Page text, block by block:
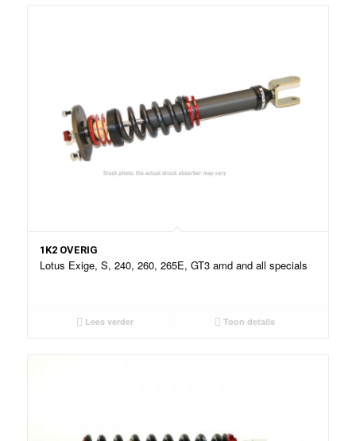
1K2 OVERIG
Lotus Exige, S, 240, 260, 265E, GT3 amd and all specials
Lees verder Toon details